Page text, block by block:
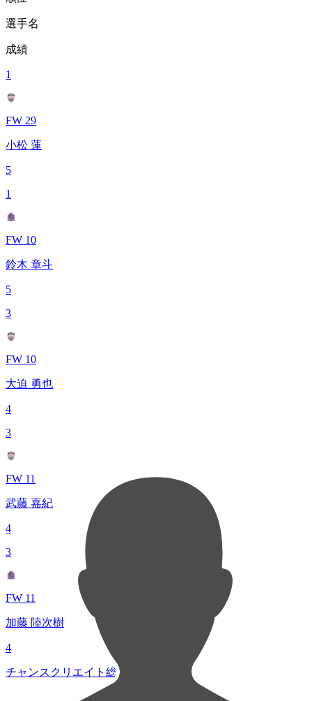
選手名
成績
1
FW 29
小松 蓮
5
1
FW 10
鈴木 章斗
5
3
FW 10
大迫 勇也
4
3
FW 11
武藤 嘉紀
4
3
FW 11
加藤 陸次樹
4
チャンスクリエイト総数